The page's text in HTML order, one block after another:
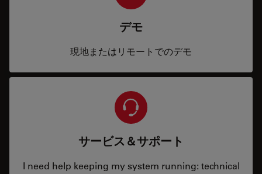
デモ
現地またはリモートでのデモ
サービス＆サポート
I need help keeping my system running: technical